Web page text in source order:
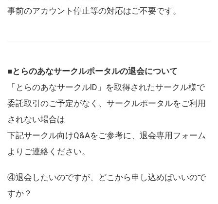
事前のアカウント停止等の対応はご不要です。
■とらのあなサークルポータルの退会について
「とらのあなサークルID」を取得されたサークル様で
委託取引のご予定がなく、サークルポータルをご利用
されない場合は
下記サークル向けQ&Aをご参考に、退会専用フォーム
よりご連絡ください。
④退会したいのですが、どこから申し込めばいいので
すか？